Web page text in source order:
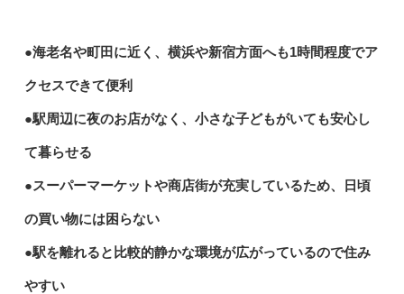
●海老名や町田に近く、横浜や新宿方面へも1時間程度でア
クセスできて便利
●駅周辺に夜のお店がなく、小さな子どもがいても安心し
て暮らせる
●スーパーマーケットや商店街が充実しているため、日頃
の買い物には困らない
●駅を離れると比較的静かな環境が広がっているので住み
やすい